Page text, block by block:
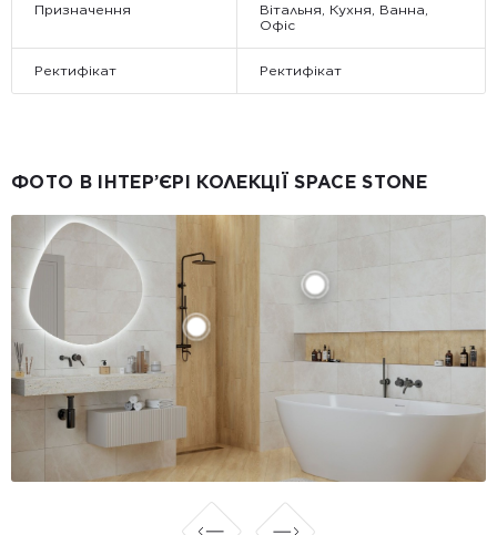
Призначення
Вітальня, Кухня, Ванна,
Офіс
Ректифікат Ректифікат
ФОТО В ІНТЕР’ЄРІ КОЛЕКЦІЇ SPACE STONE